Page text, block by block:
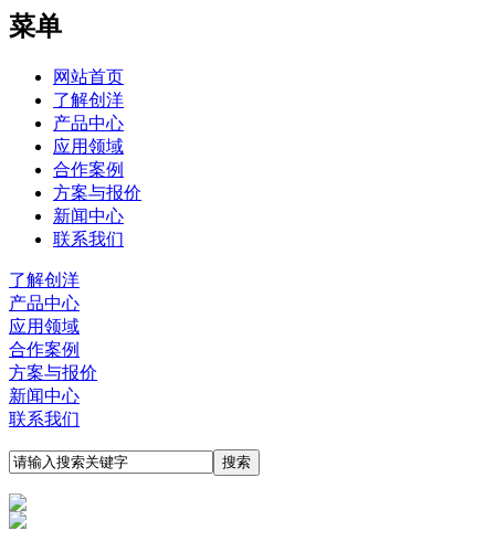
菜单
网站首页
了解创洋
产品中心
应用领域
合作案例
方案与报价
新闻中心
联系我们
了解创洋
产品中心
应用领域
合作案例
方案与报价
新闻中心
联系我们